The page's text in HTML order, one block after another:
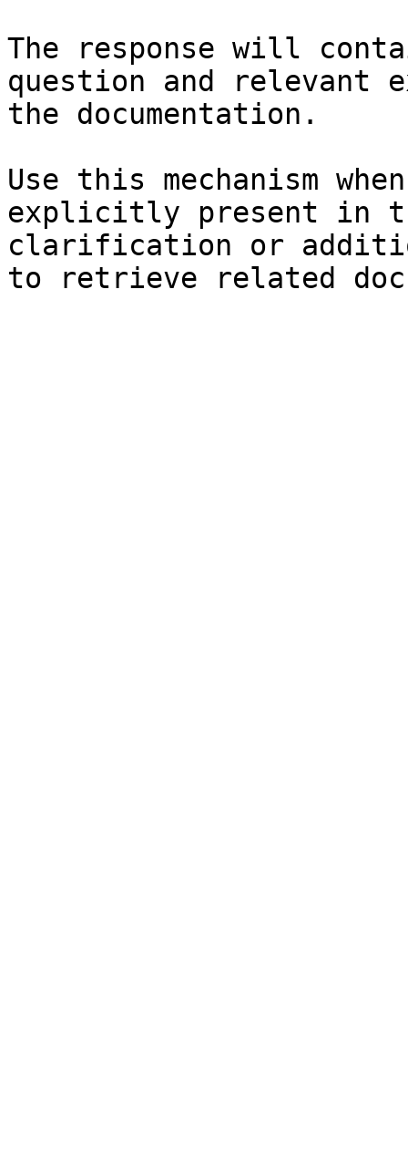
The response will
question and relevant
the documentation.
Use this mechanism
explicitly present in
clarification or